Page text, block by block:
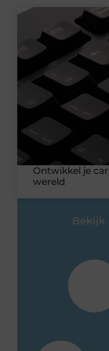
Ontwikkel je
wereld
Bekijk